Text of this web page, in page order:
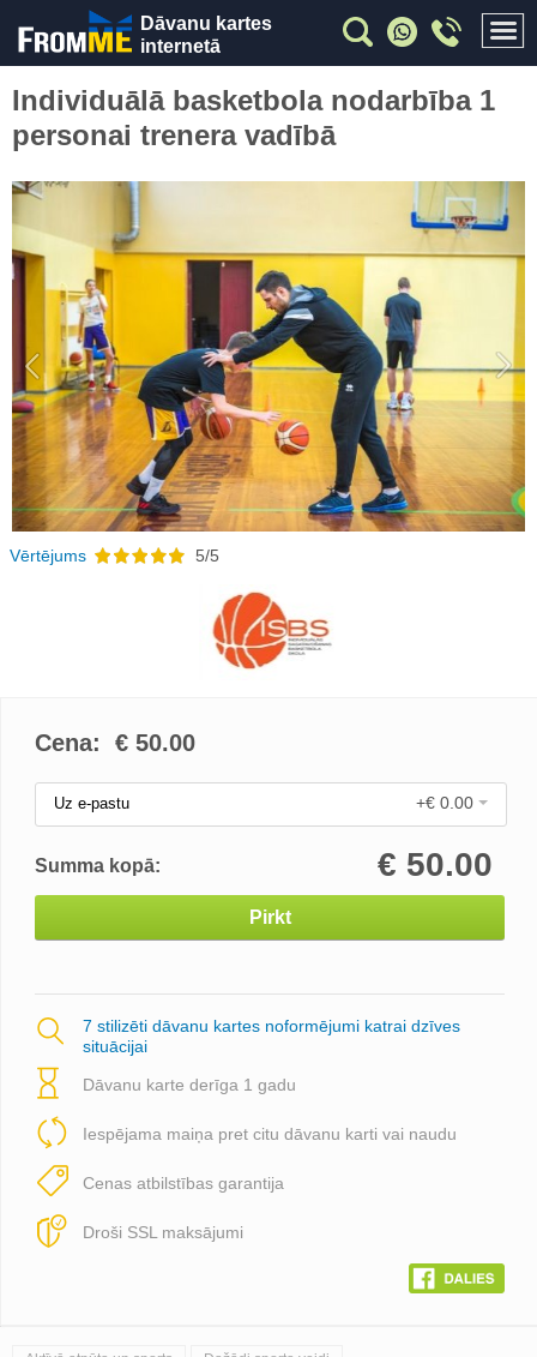
Dāvanu kartes
internetā
Individuālā basketbola nodarbība 1
personai trenera vadībā
Previous
Vērtējums 5/5
Cena: € 50.00
Uz e-pastu +€ 0.00
Summa kopā: € 50.00
Pirkt
7 stilizēti dāvanu kartes noformējumi katrai dzīves
situācijai
Dāvanu karte derīga 1 gadu
Iespējama maiņa pret citu dāvanu karti vai naudu
Cenas atbilstības garantija
Droši SSL maksājumi